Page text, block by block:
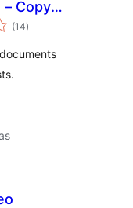
Copy
(14total
de
)